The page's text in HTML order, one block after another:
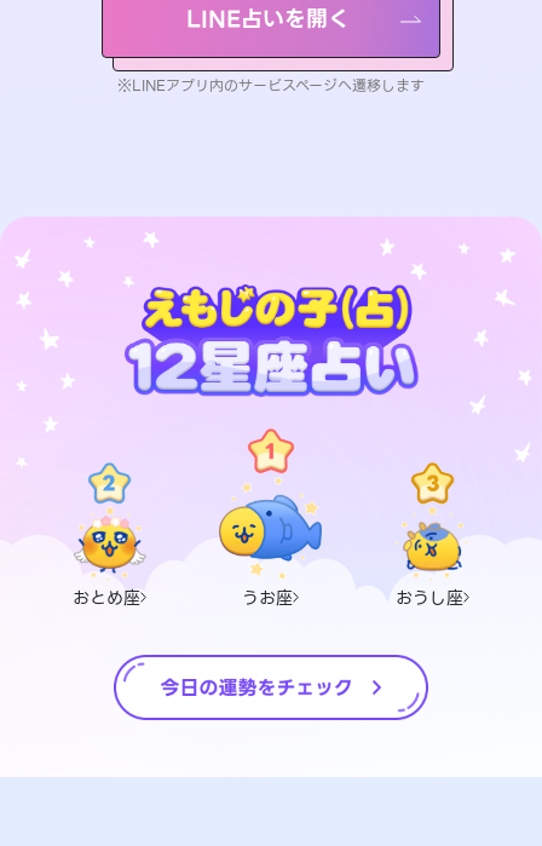
LINE占いを開く
※LINEアプリ内のサービスページへ遷移します
おとめ座 うお座 おうし座